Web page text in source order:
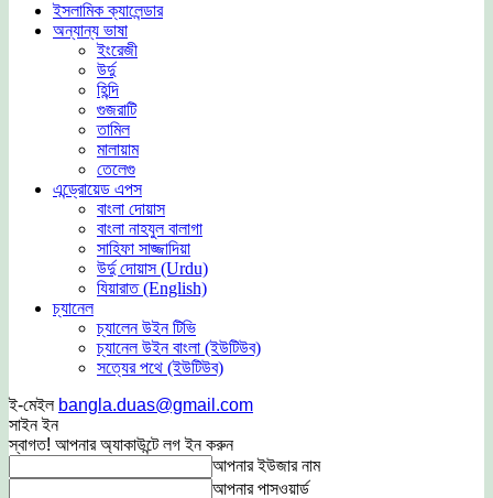
ইসলামিক ক্যালেন্ডার
অন্যান্য ভাষা
ইংরেজী
উর্দু
হিন্দি
গুজরাটি
তামিল
মালায়াম
তেলেগু
এন্ড্রোয়েড এপস
বাংলা দোয়াস
বাংলা নাহযুল বালাগা
সাহিফা সাজ্জাদিয়া
উর্দু দোয়াস (Urdu)
যিয়ারাত (English)
চ্যানেল
চ্যালেন উইন টিভি
চ্যানেল উইন বাংলা (ইউটিউব)
সত্যের পথে (ইউটিউব)
ই-মেইল bangla.duas@gmail.com
সাইন ইন
স্বাগত! আপনার অ্যাকাউন্টে লগ ইন করুন
আপনার ইউজার নাম
আপনার পাসওয়ার্ড